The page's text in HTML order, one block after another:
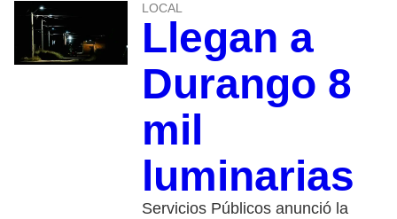
LOCAL
Llegan a
Durango 8
mil
luminarias
Servicios Públicos anunció la